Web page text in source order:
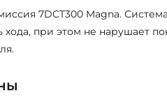
7DCT300 Magna.
хода, при этом не нарушает